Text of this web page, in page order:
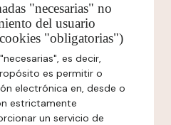
"necesarias" no
del usuario
"obligatorias")
es decir,
es permitir o
electrónica en, desde o
estrictamente
un servicio de